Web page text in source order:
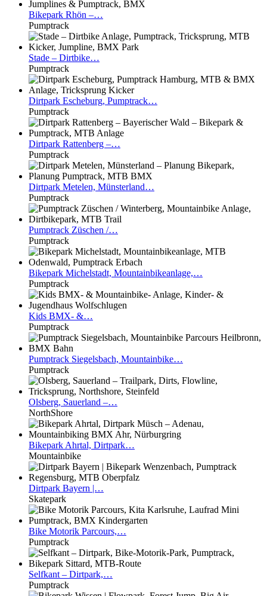
Bikepark Rhön –…
Pumptrack
Stade – Dirtbike…
Pumptrack
Dirtpark Escheburg, Pumptrack…
Pumptrack
Dirtpark Rattenberg –…
Pumptrack
Dirtpark Metelen, Münsterland…
Pumptrack
Pumptrack Züschen /…
Pumptrack
Bikepark Michelstadt, Mountainbikeanlage,…
Pumptrack
Kids BMX- &…
Pumptrack
Pumptrack Siegelsbach, Mountainbike…
Pumptrack
Olsberg, Sauerland –…
NorthShore
Bikepark Ahrtal, Dirtpark…
Mountainbike
Dirtpark Bayern |…
Skatepark
Bike Motorik Parcours,…
Pumptrack
Selfkant – Dirtpark,…
Pumptrack